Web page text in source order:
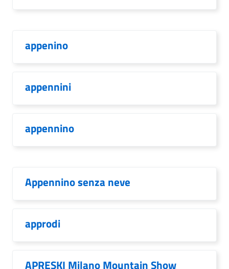
appenino
appennini
appennino
Appennino senza neve
approdi
APRESKI Milano Mountain Show